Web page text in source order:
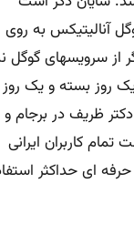
آنالیتیکس به روی
از سرویسهای گوگل
روز بسته و یک روز
ظریف در برجام و
کاربران ایرانی
ای حداکثر